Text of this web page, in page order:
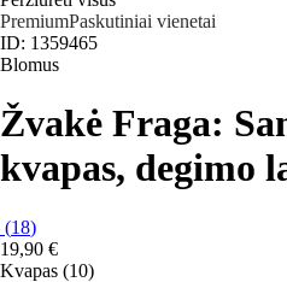
PremiumPaskutiniai vienetai
ID: 1359465
Blomus
Žvakė Fraga:
kvapas, degimo
(18)
19,90 €
Kvapas (10)